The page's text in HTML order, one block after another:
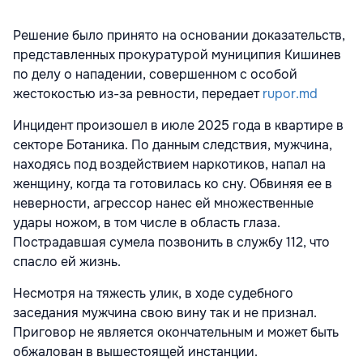
Решение было принято на основании доказательств,
представленных прокуратурой муниципия Кишинев
по делу о нападении, совершенном с особой
жестокостью из-за ревности, передаетrupor.md
Инцидент произошел в июле 2025 года в квартире в
секторе Ботаника. По данным следствия, мужчина,
находясь под воздействием наркотиков, напал на
женщину, когда та готовилась ко сну. Обвиняя ее в
неверности, агрессор нанес ей множественные
удары ножом, в том числе в область глаза.
Пострадавшая сумела позвонить в службу 112, что
спасло ей жизнь.
Несмотря на тяжесть улик, в ходе судебного
заседания мужчина свою вину так и не признал.
Приговор не является окончательным и может быть
обжалован в вышестоящей инстанции.